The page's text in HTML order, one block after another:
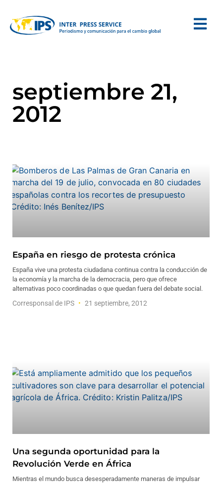
septiembre 21,
2012
España en riesgo de protesta crónica
España vive una protesta ciudadana continua contra la conducción de
la economía y la marcha de la democracia, pero que ofrece
alternativas poco coordinadas o que quedan fuera del debate social.
Corresponsal de IPS 21 septiembre, 2012
Una segunda oportunidad para la
Revolución Verde en África
Mientras el mundo busca desesperadamente maneras de impulsar